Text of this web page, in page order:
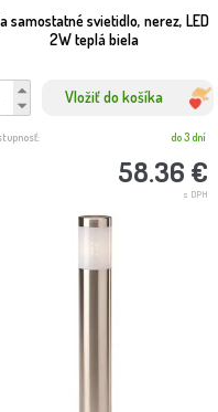
samostatné svietidlo, nerez, LED
2W teplá biela
Vložiť do košíka
58.36 €
s DPH
do 3 dní